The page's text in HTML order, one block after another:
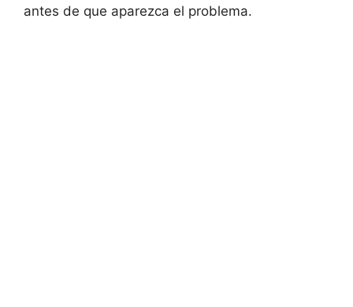
antes de que aparezca el problema.